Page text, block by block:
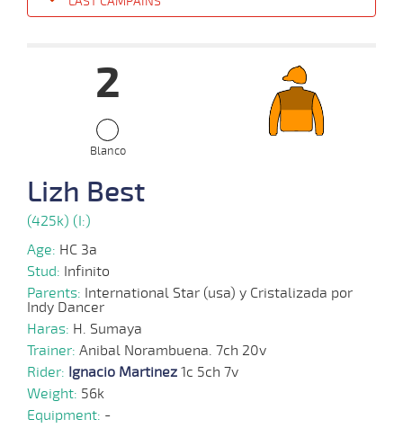
1000m 104,5 Cond.
2024
08-
05-
2024
VS 1100m
10-
04-
2024
VS 1000m 0:58:86 18 1/4
2
Blanco
Lizh Best
(425k) (I:)
Age: HC 3a
Stud: Infinito
Parents: International Star (usa) y Cristalizada por
Indy Dancer
Haras: H. Sumaya
Trainer: Anibal Norambuena. 7ch 20v
Rider: Ignacio Martinez 1c 5ch 7v
Weight: 56k
Equipment: -